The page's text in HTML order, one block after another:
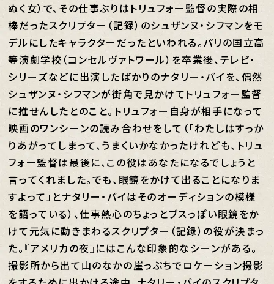
ぬく女）で、その仕事ぶりはトリュフォー監督の実際の相
棒だったスクリプター（記録）のシュザンヌ・シフマンをモ
デルにしたキャラクターだったといわれる。パリの国立高
等演劇学校（コンセルヴァトワール）を卒業後、テレビ・
シリーズなどに出演したばかりのナタリー・バイを、偶然
シュザンヌ・シフマンが街角で見かけてトリュフォー監督
に推せんしたとのこと。トリュフォー自身が相手になって
映画のワンシーンの読み合わせをして（「わたしはすっか
りあがってしまって、うまくいかなかったけれども、トリュ
フォー監督は最後に、この役はあなたになるでしょうと
言ってくれました。でも、眼鏡をかけて出ることになりま
すよって」とナタリー・バイはそのオーディションの模様
を語っている）、仕事熱心のちょっとブスっぽい眼鏡をか
けて元気に動きまわるスクリプター（記録）の役が決まっ
た。『アメリカの夜』にはこんな印象的なシーンがある。
撮影所から出て山のなかの崖っぷちでロケーション撮影